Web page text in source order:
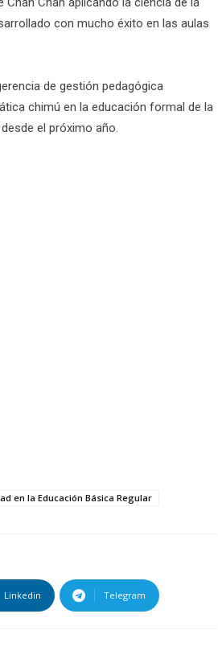
con mucho éxito en las aulas
de gestión pedagógica
chimú en la educación formal de la
el próximo año.
en la Educación Básica Regular
Linkedin Telegram